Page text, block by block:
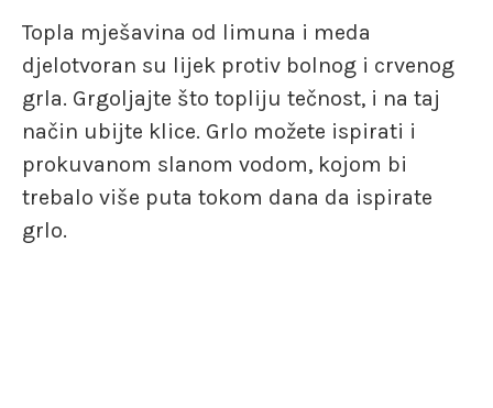
Topla mješavina od limuna i meda
djelotvoran su lijek protiv bolnog i crvenog
grla. Grgoljajte što topliju tečnost, i na taj
način ubijte klice. Grlo možete ispirati i
prokuvanom slanom vodom, kojom bi
trebalo više puta tokom dana da ispirate
grlo.